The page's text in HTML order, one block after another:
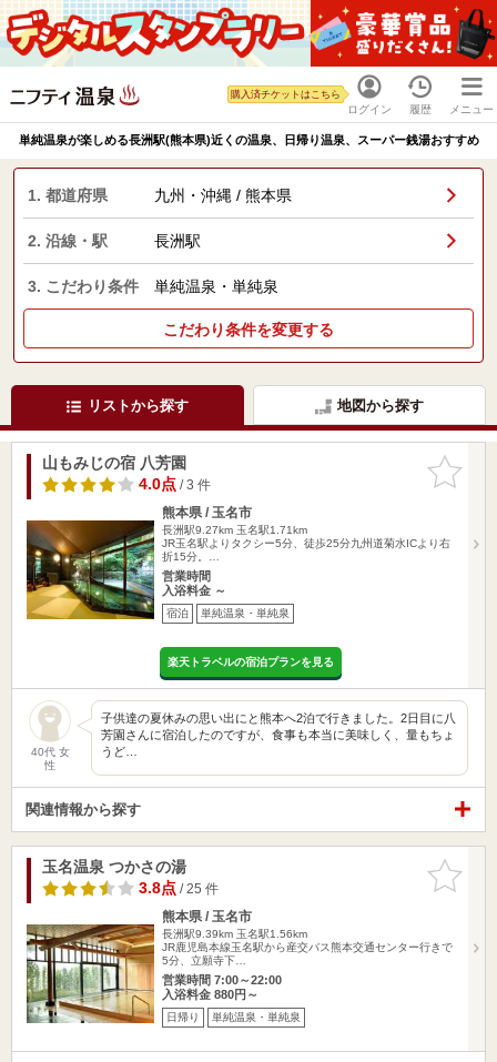
ログイン
購入済チケットはこちら
履歴 メニュー
単純温泉が楽しめる長洲駅(熊本県)近くの温泉、日帰り温泉、スーパー銭湯おすすめ
1. 都道府県 九州・沖縄 / 熊本県
2. 沿線・駅 長洲駅
3. こだわり条件 単純温泉・単純泉
こだわり条件を変更する
リストから探す 地図から探す
お気に入
りに追加
山もみじの宿 八芳園
4.0点/ 3 件
熊本県 / 玉名市
長洲駅9.27km 玉名駅1.71km
JR玉名駅よりタクシー5分、徒歩25分九州道菊水ICより右
折15分。…
営業時間
入浴料金 ～
宿泊 単純温泉・単純泉
楽天トラベルの宿泊プランを見る
40代 女
性
子供達の夏休みの思い出にと熊本へ2泊で行きました。2日目に八
芳園さんに宿泊したのですが、食事も本当に美味しく、量もちょ
うど…
関連情報から探す
お気に入
りに追加
玉名温泉 つかさの湯
3.8点/ 25 件
熊本県 / 玉名市
長洲駅9.39km 玉名駅1.56km
JR鹿児島本線玉名駅から産交バス熊本交通センター行きで
5分、立願寺下…
営業時間 7:00～22:00
入浴料金 880円～
日帰り 単純温泉・単純泉